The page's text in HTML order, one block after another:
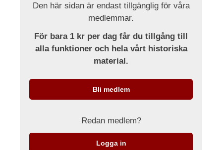
Den här sidan är endast tillgänglig för våra
medlemmar.
För bara 1 kr per dag får du tillgång till
alla funktioner och hela vårt historiska
material.
Bli medlem
Redan medlem?
Logga in